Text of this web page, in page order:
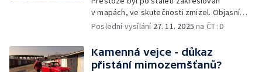
v mapách, ve skutečnosti zmizel. Objasní
tuto záhadu Wizard?
Poslední vysílání 27. 11. 2025 na ČT :D
Kamenná vejce - důkaz
přistání mimozemšťanů?